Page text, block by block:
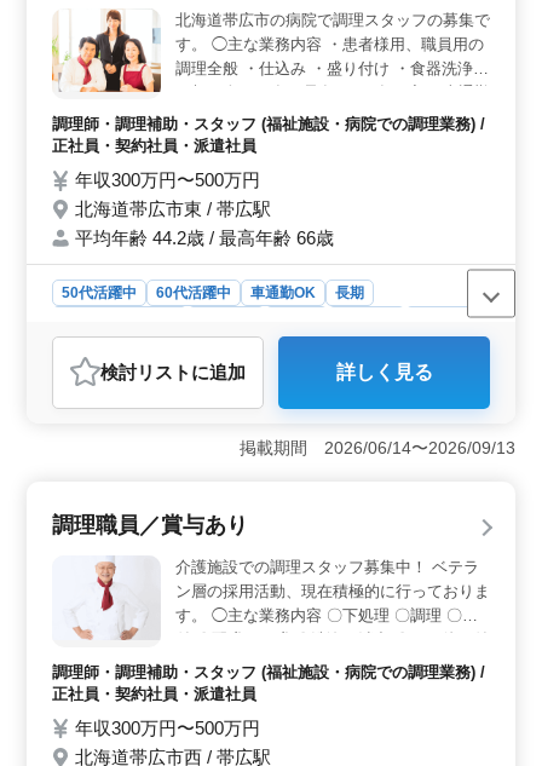
に興味のある方、ぜひご応募ください。 ＜募集条件
＞ 2級建築施工管理技士以上の資格と、建築施工管理業
務経験10年以上が必要です。正社員や契約社員など、雇
用形態は柔軟に対応します。年収は300万円〜480万円
で、通勤手当も支給されます。
北海道帯広市の病院で調理スタッフの募集で
す。 ◯主な業務内容 ・患者様用、職員用の
調理全般 ・仕込み ・盛り付け ・食器洗浄
可能（無料駐車場あり） ※賞与あり 現在60
歳以上のベテランも活躍中。 培ってきた経
調理師・調理補助・スタッフ (福祉施設・病院での調理業務) /
正社員・契約社員・派遣社員
年収300万円〜500万円
北海道帯広市東 / 帯広駅
平均年齢 44.2歳 / 最高年齢 66歳
50代活躍中 60代活躍中 車通勤OK
長期
派遣社員
おすすめポイント
＜経験を活かした職場環境＞ この求人では病院での調
理経験が活かせます。主な業務内容には患者様や職員用
の調理全般、仕込み、盛り付け、食器洗浄が含まれま
す。 ＜働きやすい福利厚生＞ 車通勤が可能で無料
駐車場が完備されています。また、賞与は年3回、計6.50
ヶ月分と非常に充実しています。通勤手当も月額20,000
円まで支給されるため、経済的な負担を軽減できます。
各種社会保険も完備しており、安心して勤務できま
す。 ＜残業なしの勤務体制＞ この求人は残業が一
切なく、規則正しい勤務が可能です。就業時間は早番と
遅番のシフト制で、プライベートの時間も確保しやすい
です。休日は月8日で、有給休暇も取得しやすい環境が整
っており、ワークライフバランスを大切にした働き方が
可能です。
検討リスト に追加 詳しく見る
掲載期間 2026/06/14〜2026/09/13
調理職員／賞与あり
介護施設での調理スタッフ募集中！ ベテラ
ン層の採用活動、現在積極的に行っておりま
す。 ◯主な業務内容 〇下処理 〇調理 〇盛
随する業務となります。 ＊賞与：初年度は
在籍期間により変動します。 マイカー通勤
す。 今までの経験を活かして、厨房で活躍
してみませんか？
調理師・調理補助・スタッフ (福祉施設・病院での調理業務) /
正社員・契約社員・派遣社員
年収300万円〜500万円
北海道帯広市西 / 帯広駅